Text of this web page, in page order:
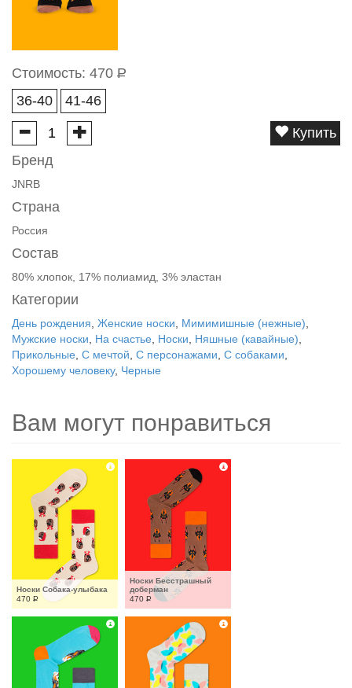
Стоимость: 470 Р
36-40
41-46
Купить
Бренд
JNRB
Страна
Россия
Состав
80% хлопок, 17% полиамид, 3% эластан
Категории
День рождения Женские носки Мимимишные (нежные)
Мужские носки
На счастье Носки Няшные (кавайные)
Прикольные С мечтой С персонажами С собаками
Хорошему человеку, Черные
Вам могут понравиться
Носки Собака-улыбака
470 Р
Носки Бесстрашный
доберман
470 Р